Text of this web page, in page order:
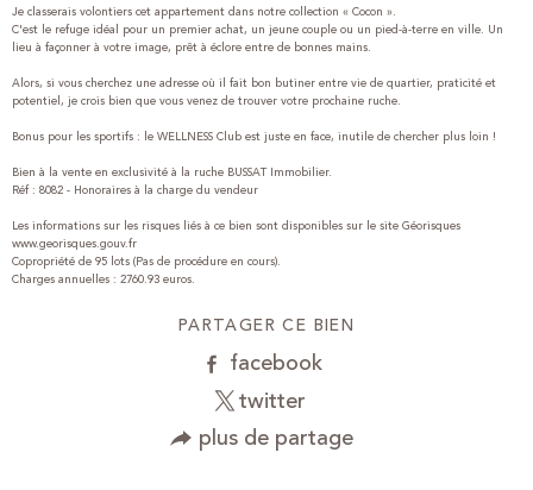
Je classerais volontiers cet appartement dans notre collection « Cocon ».
C'est le refuge idéal pour un premier achat, un jeune couple ou un pied-à-terre en ville. Un
lieu à façonner à votre image, prêt à éclore entre de bonnes mains.
Alors, si vous cherchez une adresse où il fait bon butiner entre vie de quartier, praticité et
potentiel, je crois bien que vous venez de trouver votre prochaine ruche.
Bonus pour les sportifs : le WELLNESS Club est juste en face, inutile de chercher plus loin !
Bien à la vente en exclusivité à la ruche BUSSAT Immobilier.
Réf : 8082 - Honoraires à la charge du vendeur
Les informations sur les risques liés à ce bien sont disponibles sur le site Géorisques
www.georisques.gouv.fr
Copropriété de 95 lots (Pas de procédure en cours).
PARTAGER CE BIEN
facebook
twitter
plus de partage